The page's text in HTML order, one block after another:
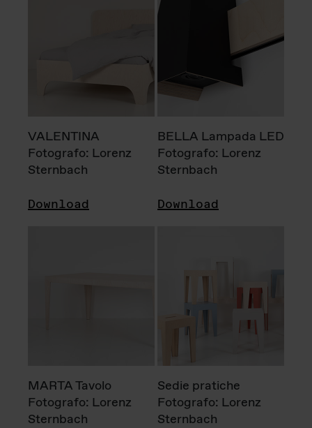
VALENTINA
Fotografo: Lorenz
Sternbach
Download
BELLA Lampada LED
Fotografo: Lorenz
Sternbach
Download
MARTA Tavolo
Fotografo: Lorenz
Sternbach
Sedie pratiche
Fotografo: Lorenz
Sternbach